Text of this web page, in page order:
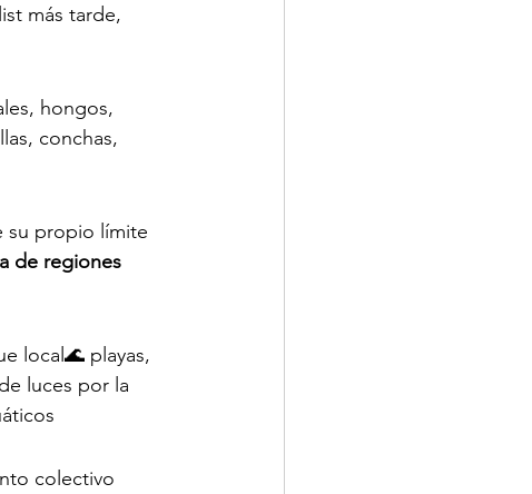
más tarde,
hongos,
conchas,
su propio límite
de regiones
local🌊 playas,
luces por la
colectivo